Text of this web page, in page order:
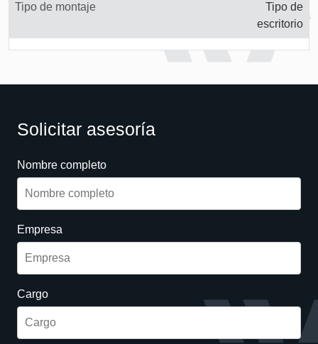
Tipo de montaje
Tipo de
escritorio
Solicitar asesoría
Nombre completo
Empresa
Cargo